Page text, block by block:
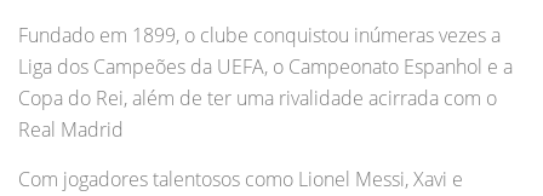
Fundado em 1899, o clube conquistou inúmeras vezes a
Liga dos Campeões da UEFA, o Campeonato Espanhol e a
Copa do Rei, além de ter uma rivalidade acirrada com o
Real Madrid
Com jogadores talentosos como Lionel Messi, Xavi e